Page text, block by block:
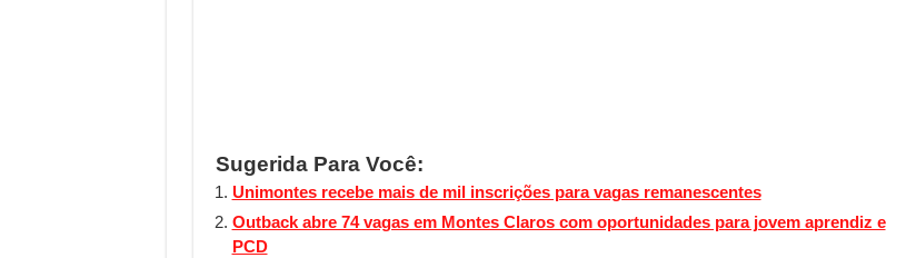
Sugerida Para Você:
Unimontes recebe mais de mil inscrições para vagas remanescentes
Outback abre 74 vagas em Montes Claros com oportunidades para jovem aprendiz e
PCD